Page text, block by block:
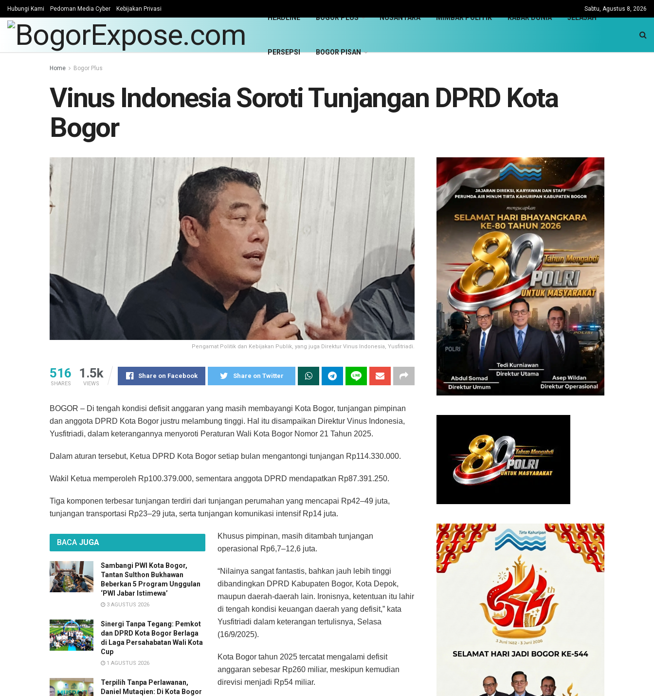
Hubungi Kami Pedoman Media Cyber Kebijakan Privasi Sabtu, Agustus 8, 2026
HEADLINE BOGOR PLUS NUSANTARA MIMBAR POLITIK KABAR DUNIA JELAJAH
PERSEPSI BOGOR PISAN
Home Bogor Plus
Vinus Indonesia Soroti Tunjangan DPRD Kota
Bogor
Pengamat Politik dan Kebijakan Publik, yang juga Direktur Vinus Indonesia, Yusfitriadi.
516
SHARES
1.5k
VIEWS
Share on Facebook Share on Twitter
BOGOR – Di tengah kondisi defisit anggaran yang masih membayangi Kota Bogor, tunjangan pimpinan
dan anggota DPRD Kota Bogor justru melambung tinggi. Hal itu disampaikan Direktur Vinus Indonesia,
Yusfitriadi, dalam keterangannya menyoroti Peraturan Wali Kota Bogor Nomor 21 Tahun 2025.
Dalam aturan tersebut, Ketua DPRD Kota Bogor setiap bulan mengantongi tunjangan Rp114.330.000.
Wakil Ketua memperoleh Rp100.379.000, sementara anggota DPRD mendapatkan Rp87.391.250.
Tiga komponen terbesar tunjangan terdiri dari tunjangan perumahan yang mencapai Rp42–49 juta,
tunjangan transportasi Rp23–29 juta, serta tunjangan komunikasi intensif Rp14 juta.
BACA JUGA
Sambangi PWI Kota Bogor,
Tantan Sulthon Bukhawan
Beberkan 5 Program Unggulan
‘PWI Jabar Istimewa’
3 AGUSTUS 2026
Sinergi Tanpa Tegang: Pemkot
dan DPRD Kota Bogor Berlaga
di Laga Persahabatan Wali Kota
Cup
1 AGUSTUS 2026
Terpilih Tanpa Perlawanan,
Daniel Mutaqien: Di Kota Bogor
Khusus pimpinan, masih ditambah tunjangan
operasional Rp6,7–12,6 juta.
“Nilainya sangat fantastis, bahkan jauh lebih tinggi
dibandingkan DPRD Kabupaten Bogor, Kota Depok,
maupun daerah-daerah lain. Ironisnya, ketentuan itu lahir
di tengah kondisi keuangan daerah yang defisit,” kata
Yusfitriadi dalam keterangan tertulisnya, Selasa
(16/9/2025).
Kota Bogor tahun 2025 tercatat mengalami defisit
anggaran sebesar Rp260 miliar, meskipun kemudian
direvisi menjadi Rp54 miliar.